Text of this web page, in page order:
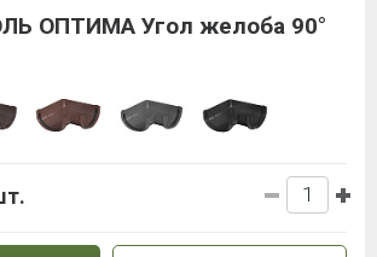
ОПТИМА Угол желоба 90°